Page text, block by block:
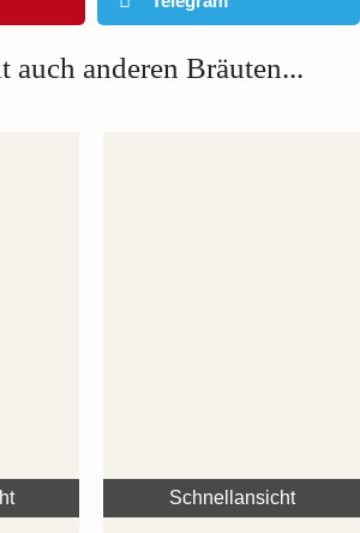
auch anderen Bräuten...
Schnellansicht